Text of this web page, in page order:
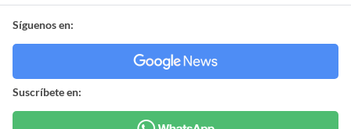
Síguenos en:
Suscríbete en: